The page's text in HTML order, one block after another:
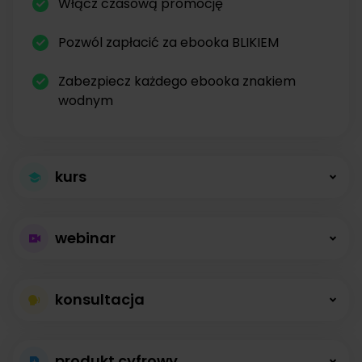
Pozwól zapłacić za ebooka BLIKIEM
Zabezpiecz każdego ebooka znakiem
wodnym
kurs
kursów
Kursy online z modułami, lekcjami, nagraniami i
opisami dostępne od zaraz.
webinar
bez limitów
konsultacja